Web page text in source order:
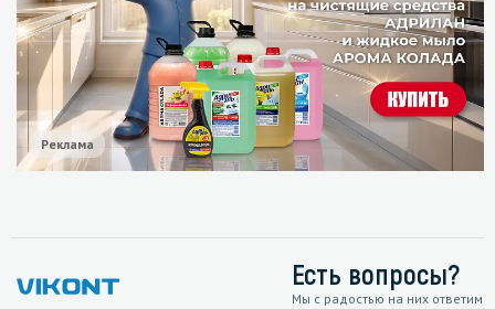
Реклама
Есть вопросы?
Мы с радостью на них ответим